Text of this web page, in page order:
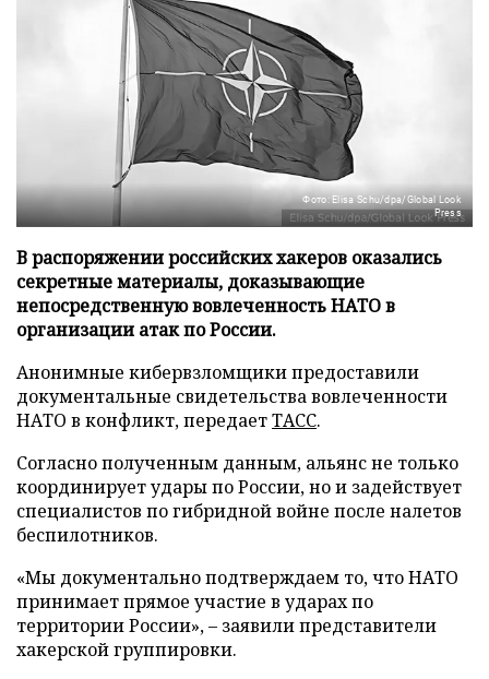
Фото: Elisa Schu/dpa/Global Look
Press
В распоряжении российских хакеров оказались
секретные материалы, доказывающие
непосредственную вовлеченность НАТО в
организации атак по России.
Анонимные кибервзломщики предоставили
документальные свидетельства вовлеченности
НАТО в конфликт, передаетТАСС.
Согласно полученным данным, альянс не только
координирует удары по России, но и задействует
специалистов по гибридной войне после налетов
беспилотников.
«Мы документально подтверждаем то, что НАТО
принимает прямое участие в ударах по
территории России», – заявили представители
хакерской группировки.